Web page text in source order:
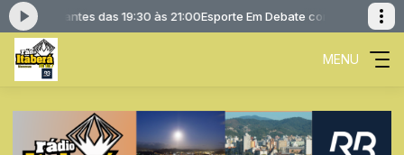
Bandeirantes das 19:30 às 21:00Esporte Em Debate com Rádio
MENU